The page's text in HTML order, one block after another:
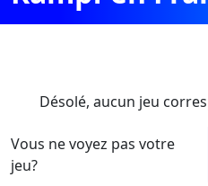
Désolé, aucun jeu
Vous ne voyez pas votre
jeu?